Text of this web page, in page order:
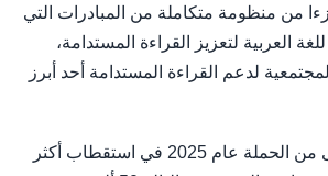
من منظومة متكاملة من المبادرات التي
العربية لتعزيز القراءة المستدامة،
لدعم القراءة المستدامة أحد أبرز
ونجحت الدورة الأولى من الحملة عام 2025 في استقطاب أكثر